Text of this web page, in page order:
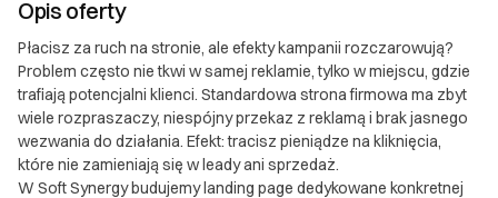
Synergy udziela gwarancji na dostarczone
oprogramowanie na okres 12 miesięcy od daty
przekazania produktu klientowi. 1.2. Gwarancja
obejmuje błędy w funkcjonowaniu oprogramowania,
które są niezgodne z uzgodnioną specyfikacją
projektu. 1.3. Gwarancja nie obejmuje: a) Błędów
Opis oferty
Płacisz za ruch na stronie, ale efekty kampanii rozczarowują?
Problem często nie tkwi w samej reklamie, tylko w miejscu, gdzie
trafiają potencjalni klienci. Standardowa strona firmowa ma zbyt
wiele rozpraszaczy, niespójny przekaz z reklamą i brak jasnego
wezwania do działania. Efekt: tracisz pieniądze na kliknięcia,
które nie zamieniają się w leady ani sprzedaż.
W Soft Synergy budujemy landing page dedykowane konkretnej